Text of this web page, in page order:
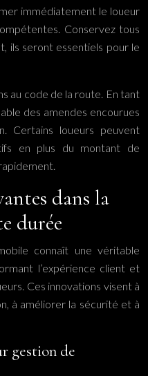
immédiatement le loueur
Conservez tous
ils seront essentiels pour le
au code de la route. En tant
des amendes encourues
Certains loueurs peuvent
en plus du montant de
dans la
durée
connaît une véritable
l’expérience client et
Ces innovations visent à
à améliorer la sécurité et à
gestion de